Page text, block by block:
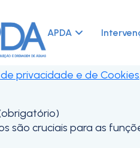
de
estritamente
privacidade e de Cookies.
são cruciais para as
APDA